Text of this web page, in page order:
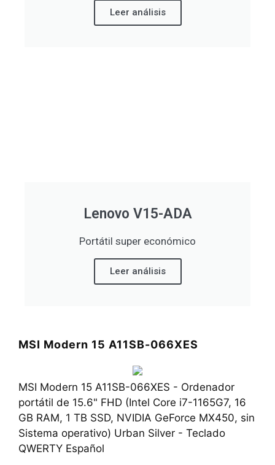
Leer análisis
Lenovo V15-ADA
Portátil super económico
Leer análisis
MSI Modern 15 A11SB-066XES
MSI Modern 15 A11SB-066XES - Ordenador
portátil de 15.6" FHD (Intel Core i7-1165G7, 16
GB RAM, 1 TB SSD, NVIDIA GeForce MX450, sin
Sistema operativo) Urban Silver - Teclado
QWERTY Español